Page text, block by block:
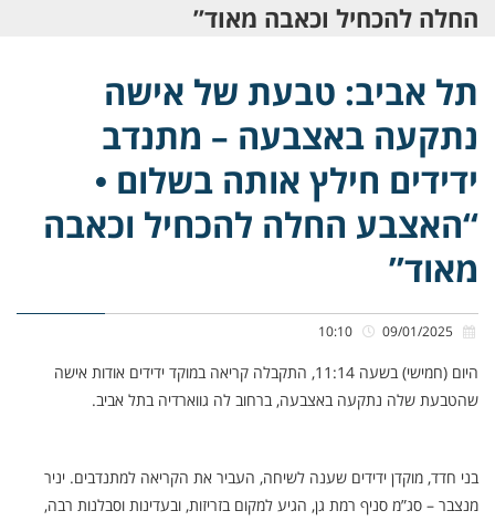
החלה להכחיל וכאבה מאוד”
תל אביב: טבעת של אישה
נתקעה באצבעה – מתנדב
ידידים חילץ אותה בשלום •
“האצבע החלה להכחיל וכאבה
מאוד”
היום (חמישי) בשעה 11:14, התקבלה קריאה במוקד ידידים אודות אישה
שהטבעת שלה נתקעה באצבעה, ברחוב לה גווארדיה בתל אביב.
בני חדד, מוקדן ידידים שענה לשיחה, העביר את הקריאה למתנדבים. יניר
מנצבר – סג”מ סניף רמת גן, הגיע למקום בזריזות, ובעדינות וסבלנות רבה,